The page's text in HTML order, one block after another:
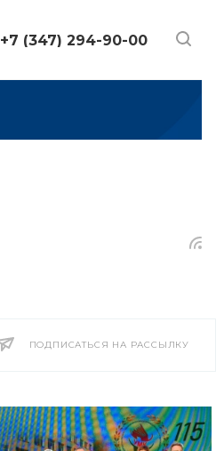
+7 (347) 294-90-00
ПОДПИСАТЬСЯ НА РАССЫЛКУ
2013 2012 2011